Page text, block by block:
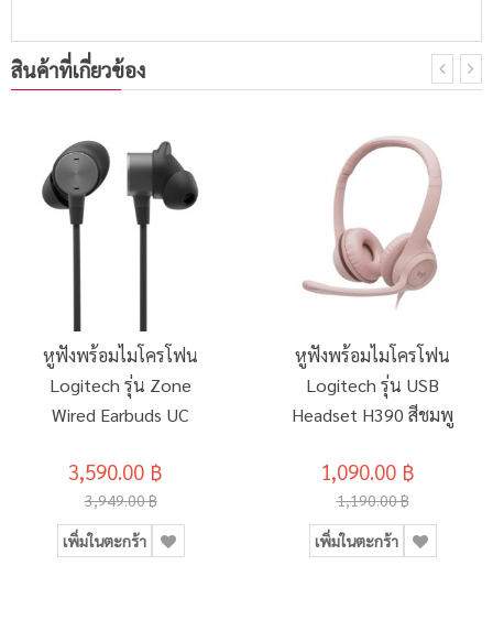
สินค้าที่เกี่ยวข้อง
หูฟังพร้อมไมโครโฟน
Logitech รุ่น Zone
Wired Earbuds UC
3,590.00 ฿
3,949.00 ฿
เพิ่มในตะกร้า
หูฟังพร้อมไมโครโฟน
Logitech รุ่น USB
Headset H390 สีชมพู
1,090.00 ฿
1,190.00 ฿
เพิ่มในตะกร้า